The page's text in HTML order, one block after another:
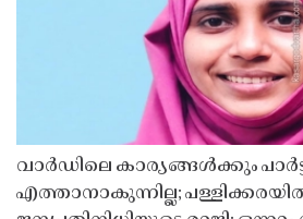
വാർഡിലെ കാര്യങ്ങൾക്കും
എത്താനാകുന്നില്ല;